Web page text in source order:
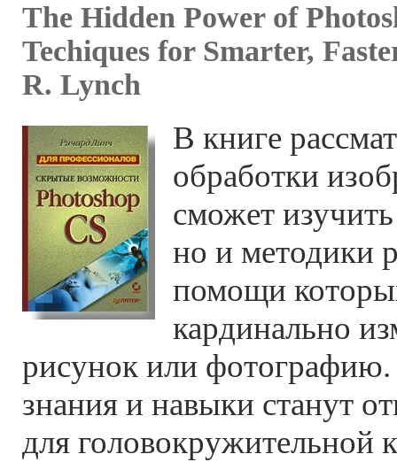
The Hidden Power of
Techiques for Smarter,
R. Lynch
В книге
обработки
сможет
но и методики
помощи
кардинально
рисунок или
знания и навыки станут
для головокружительной